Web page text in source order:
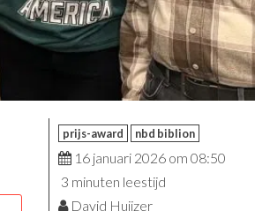
prijs-award nbd biblion
16 januari 2026 om 08:50
3 minuten leestijd
David Huijzer